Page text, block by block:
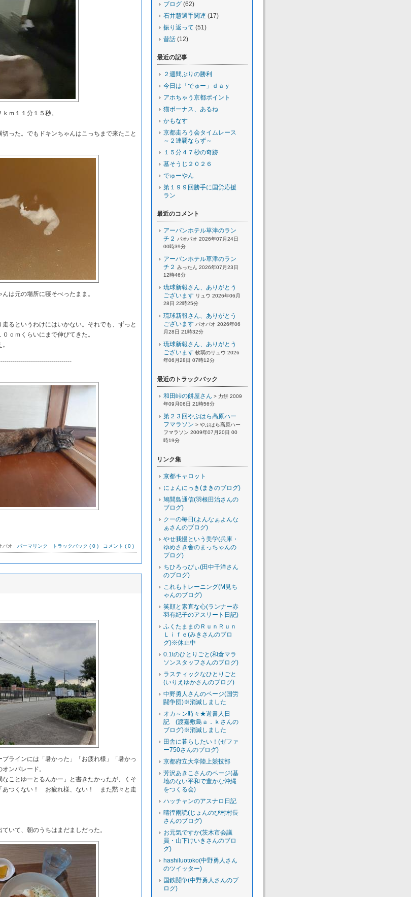
ｍ１１分１５秒。
った。でもドキンちゃんはこっちまで来たこと
は元の場所に寝そべったまま。
るというわけにはいかない。それでも、ずっと
ｃｍくらいにまで伸びてきた。
パオ パーマリンク トラックバック ( 0 ) コメント ( 0 )
ラインには「暑かった」「お疲れ様」「暑かっ
ンパレード。
ことゆーとるんかー」と書きたかったが、くそ
あつくない！ お疲れ様、ない！ また黙々と走
いて、朝のうちはまだましだった。
ブログ (62)
石井慧選手関連 (17)
振り返って (51)
昔話 (12)
最近の記事
２週間ぶりの勝利
今日は「でゅー」ｄａｙ
アホちゃう京都ポイント
猫ボーナス、あるね
かもなす
京都走ろう会タイムレース
～２連覇ならず～
１５分４７秒の奇跡
墓そうじ２０２６
でゅーやん
第１９９回勝手に国労応援
ラン
最近のコメント
アーバンホテル草津のラン
チ２
パオパオ 2026年07月24日
00時39分
アーバンホテル草津のラン
チ２ みったん 2026年07月23日
12時46分
琉球新報さん、ありがとう
ございます リュウ 2026年06月
28日 22時25分
琉球新報さん、ありがとう
ございます パオパオ 2026年06
月28日 21時32分
琉球新報さん、ありがとう
ございます 軟弱のリュウ 2026
年06月28日 07時12分
最近のトラックバック
和田峠の餅屋さん > 力餅 2009
年09月06日 21時56分
第２３回やぶはら高原ハー
フマラソン > やぶはら高原ハー
フマラソン 2009年07月20日 00
時19分
リンク集
京都キャロット
にょんにっき(まきのブログ)
鳩間島通信(羽根田治さんの
ブログ)
クーの毎日(よんなぁよんな
ぁさんのブログ)
やせ我慢という美学(兵庫・
ゆめさき舎のまっちゃんの
ブログ)
ちひろっぴぃ(田中千洋さん
のブログ)
これもトレーニング(M見ち
ゃんのブログ)
笑顔と素直な心(ランナー赤
羽有紀子のアスリート日記)
ふくたままのＲｕｎＲｕｎ
Ｌｉｆｅ(みきさんのブロ
グ)※休止中
0.1tのひとりごと(和倉マラ
ソンスタッフさんのブログ)
ラスティックなひとりごと
(いりえゆかさんのブログ)
中野勇人さんのページ(国労
闘争団)※消滅しました
オカ～ン時々★遊書人日
記 (渡嘉敷島ａ．ｋさんの
ブログ)※消滅しました
田舎に暮らしたい！(ゼファ
ー750さんのプログ)
京都府立大学陸上競技部
芳沢あきこさんのページ(基
地のない平和で豊かな沖縄
をつくる会)
ハッチャンのアスナロ日記
晴徨雨読(じょんのび村村長
さんのブログ)
お元気ですか(茨木市会議
員・山下けいきさんのブロ
グ)
hashiluotoko(中野勇人さん
のツイッター)
国鉄闘争(中野勇人さんのブ
ログ)